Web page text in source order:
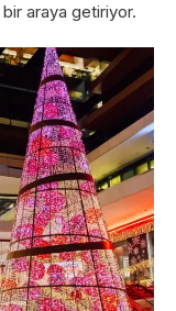
bir araya getiriyor.